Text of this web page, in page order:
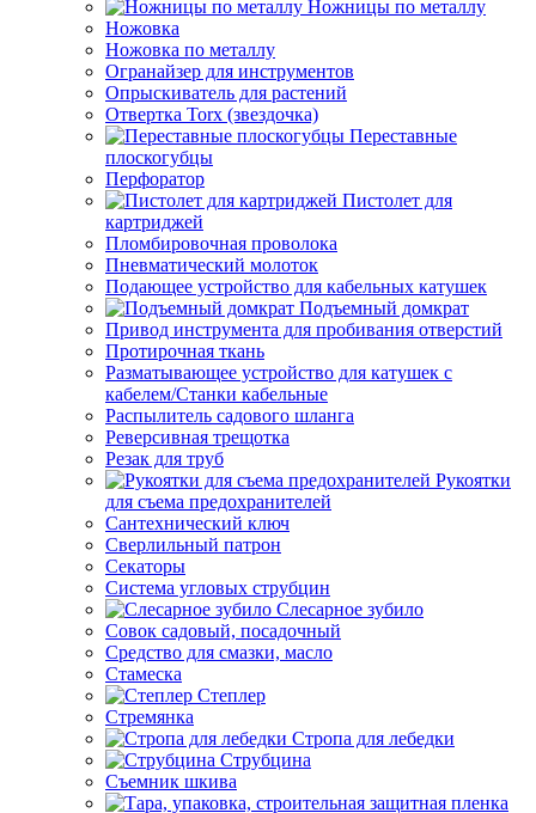
Ножницы по металлу
Ножовка
Ножовка по металлу
Огранайзер для инструментов
Опрыскиватель для растений
Отвертка Torx (звездочка)
Переставные
плоскогубцы
Перфоратор
Пистолет для
картриджей
Пломбировочная проволока
Пневматический молоток
Подающее устройство для кабельных катушек
Подъемный домкрат
Привод инструмента для пробивания отверстий
Протирочная ткань
Разматывающее устройство для катушек с
кабелем/Станки кабельные
Распылитель садового шланга
Реверсивная трещотка
Резак для труб
Рукоятки
для съема предохранителей
Сантехнический ключ
Сверлильный патрон
Секаторы
Система угловых струбцин
Слесарное зубило
Совок садовый, посадочный
Средство для смазки, масло
Стамеска
Степлер
Стремянка
Стропа для лебедки
Струбцина
Съемник шкива